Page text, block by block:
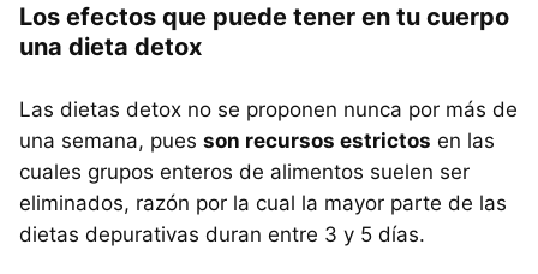
Los efectos que puede tener en tu cuerpo
una dieta detox
Las dietas detox no se proponen nunca por más de
una semana, pues son recursos estrictos en las
cuales grupos enteros de alimentos suelen ser
eliminados, razón por la cual la mayor parte de las
dietas depurativas duran entre 3 y 5 días.